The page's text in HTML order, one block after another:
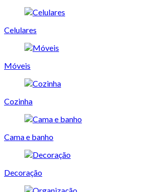
Celulares
Móveis
Cozinha
Cama e banho
Decoração